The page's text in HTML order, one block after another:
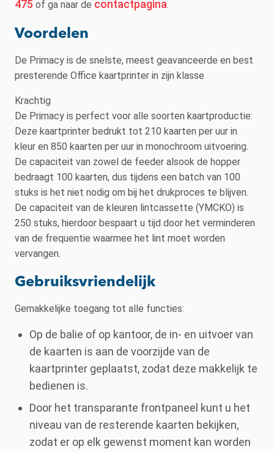
475 of ga naar de contactpagina.
Voordelen
De Primacy is de snelste, meest geavanceerde en best
presterende Office kaartprinter in zijn klasse
Krachtig
De Primacy is perfect voor alle soorten kaartproductie:
Deze kaartprinter bedrukt tot 210 kaarten per uur in
kleur en 850 kaarten per uur in monochroom uitvoering.
De capaciteit van zowel de feeder alsook de hopper
bedraagt 100 kaarten, dus tijdens een batch van 100
stuks is het niet nodig om bij het drukproces te blijven.
De capaciteit van de kleuren lintcassette (YMCKO) is
250 stuks, hierdoor bespaart u tijd door het verminderen
van de frequentie waarmee het lint moet worden
vervangen.
Gebruiksvriendelijk
Gemakkelijke toegang tot alle functies:
Op de balie of op kantoor, de in- en uitvoer van
de kaarten is aan de voorzijde van de
kaartprinter geplaatst, zodat deze makkelijk te
bedienen is.
Door het transparante frontpaneel kunt u het
niveau van de resterende kaarten bekijken,
zodat er op elk gewenst moment kan worden